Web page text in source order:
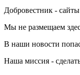
Добровестник -
Мы не размещаем
В наши новости
Наша миссия -